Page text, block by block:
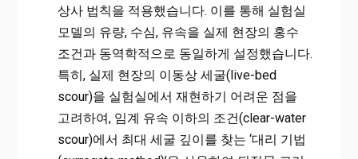
상사 법칙을 적용했습니다. 이를 통해 실험실
모델의 유량, 수심, 유속을 실제 현장의 홍수
조건과 동역학적으로 동일하게 설정했습니다.
특히, 실제 현장의 이동상 세굴(live-bed
scour)을 실험실에서 재현하기 어려운 점을
고려하여, 임계 유속 이하의 조건(clear-water
scour)에서 최대 세굴 깊이를 찾는 ‘대리 기법